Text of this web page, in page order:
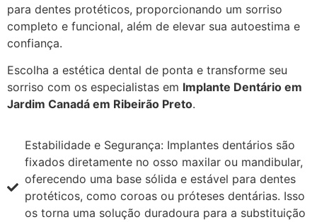
para dentes protéticos, proporcionando um sorriso
completo e funcional, além de elevar sua autoestima e
confiança.
Escolha a estética dental de ponta e transforme seu
sorriso com os especialistas em Implante Dentário em
Jardim Canadá em Ribeirão Preto.
Estabilidade e Segurança: Implantes dentários são
fixados diretamente no osso maxilar ou mandibular,
oferecendo uma base sólida e estável para dentes
protéticos, como coroas ou próteses dentárias. Isso
os torna uma solução duradoura para a substituição